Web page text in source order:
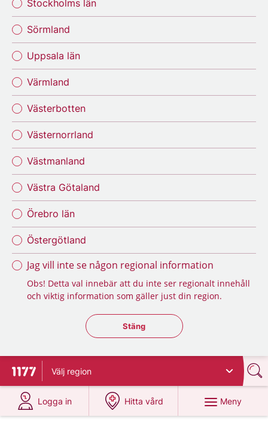
Stockholms län
Sörmland
Uppsala län
Värmland
Västerbotten
Västernorrland
Västmanland
Västra Götaland
Örebro län
Östergötland
Jag vill inte se någon regional information
Obs! Detta val innebär att du inte ser regionalt innehåll
och viktig information som gäller just din region.
Stäng regionsväljaren
Stäng
Till startsidan för 1177
Välj region
Logga in
på 1177.se
Hitta vård
på 1177.se
Meny